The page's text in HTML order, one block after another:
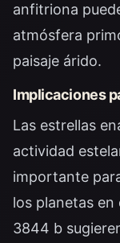
anfitriona
atmósfera
paisaje árido.
Implicaciones
Las estrellas
actividad
importante
los planetas en
3844 b